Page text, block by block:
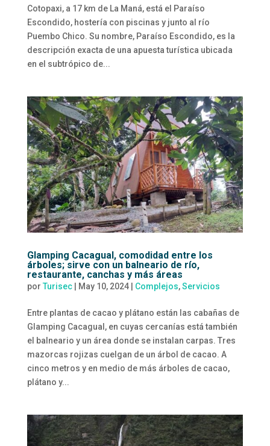
Cotopaxi, a 17 km de La Maná, está el Paraíso
Escondido, hostería con piscinas y junto al río
Puembo Chico. Su nombre, Paraíso Escondido, es la
descripción exacta de una apuesta turística ubicada
en el subtrópico de...
Glamping Cacagual, comodidad entre los
árboles; sirve con un balneario de río,
restaurante, canchas y más áreas
por Turisec| May 10, 2024| Complejos,Servicios
Entre plantas de cacao y plátano están las cabañas de
Glamping Cacagual, en cuyas cercanías está también
el balneario y un área donde se instalan carpas. Tres
mazorcas rojizas cuelgan de un árbol de cacao. A
cinco metros y en medio de más árboles de cacao,
plátano y...